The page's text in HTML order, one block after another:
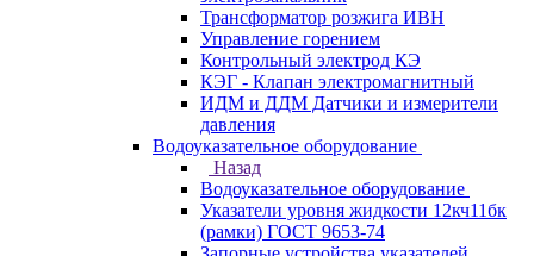
Трансформатор розжига ИВН
Управление горением
Контрольный электрод КЭ
КЭГ - Клапан электромагнитный
ИДМ и ДДМ Датчики и измерители
давления
Водоуказательное оборудование
Назад
Водоуказательное оборудование
Указатели уровня жидкости 12кч11бк
(рамки) ГОСТ 9653-74